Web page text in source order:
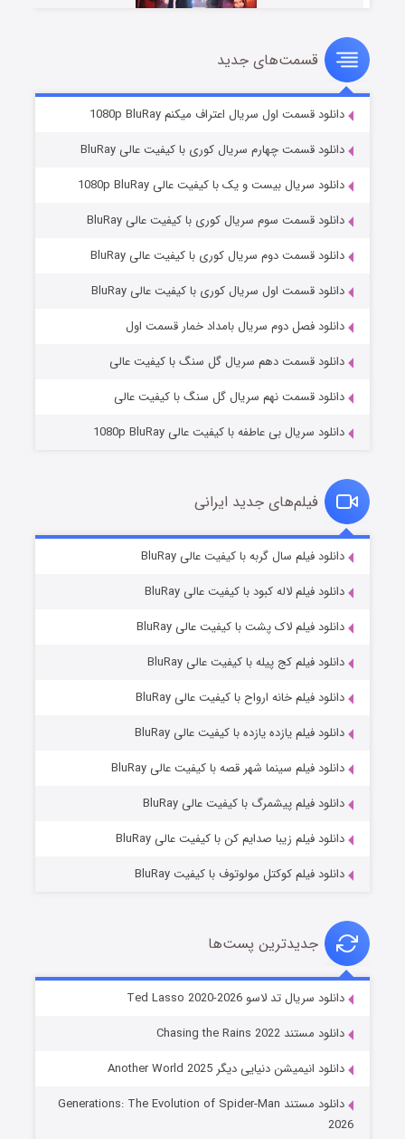
سریال زشت
قسمت۲ (زیرنویس) منتشر شد
مردگان متحرک: شهر مرده ۳
قسمت۲ (زیرنویس) منتشر شد
قسمت۷ (زیرنویس) منتشر شد
خاندان اژدها فصل ۳
قسمت‌های جدید
دانلود قسمت اول سریال اعتراف میکنم 1080p BluRay
دانلود قسمت چهارم سریال کوری با کیفیت عالی BluRay
دانلود سریال بیست و یک با کیفیت عالی 1080p BluRay
دانلود قسمت سوم سریال کوری با کیفیت عالی BluRay
دانلود قسمت دوم سریال کوری با کیفیت عالی BluRay
دانلود قسمت اول سریال کوری با کیفیت عالی BluRay
دانلود فصل دوم سریال بامداد خمار قسمت اول
دانلود قسمت دهم سریال گل سنگ با کیفیت عالی
دانلود قسمت نهم سریال گل سنگ با کیفیت عالی
دانلود سریال بی عاطفه با کیفیت عالی 1080p BluRay
فیلم‌های جدید ایرانی
دانلود فیلم سال گربه با کیفیت عالی BluRay
دانلود فیلم لاله کبود با کیفیت عالی BluRay
دانلود فیلم لاک پشت با کیفیت عالی BluRay
دانلود فیلم کج‌ پیله با کیفیت عالی BluRay
دانلود فیلم خانه ارواح با کیفیت عالی BluRay
دانلود فیلم یازده یازده با کیفیت عالی BluRay
دانلود فیلم سینما شهر قصه با کیفیت عالی BluRay
دانلود فیلم پیشمرگ با کیفیت عالی BluRay
دانلود فیلم زیبا صدایم کن با کیفیت عالی BluRay
دانلود فیلم کوکتل مولوتوف با کیفیت BluRay
جدیدترین پست‌ها
دانلود سریال تد لاسو Ted Lasso 2020-2026
دانلود مستند Chasing the Rains 2022
دانلود انیمیشن دنیایی دیگر Another World 2025
دانلود مستند Generations: The Evolution of Spider-Man
2026